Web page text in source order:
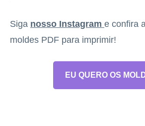
Siga nosso Instagram e confira
moldes PDF para imprimir!
EU QUERO OS